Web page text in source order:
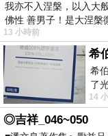
我亦不入涅槃，以入大
佛性 善男子！是大涅槃
13 小時前
希
希
了
面
14
◎吉祥_046~050